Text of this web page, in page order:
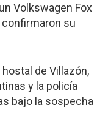
Volkswagen Fox
su
de Villazón,
y la policía
bajo la sospecha